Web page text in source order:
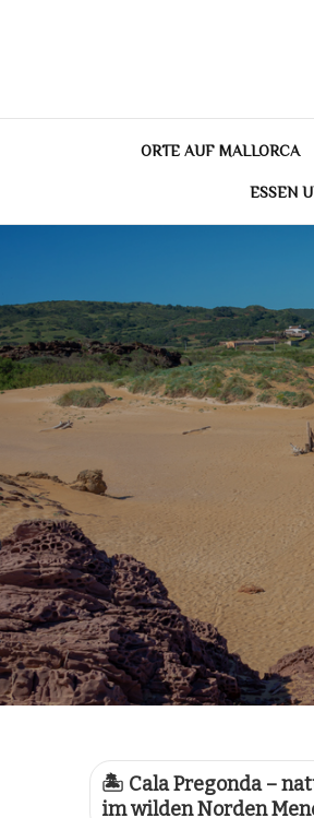
ORTE AUF MALLORCA
ESSEN
🏝️ Cala Pregonda –
im wilden Norden